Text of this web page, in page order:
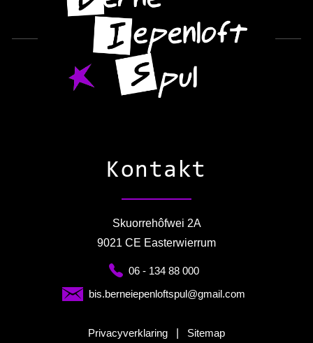
Kontakt
Skuorrehôfwei 2A
9021 CE Easterwierrum
06 - 134 88 000
bis.berneiepenloftspul@gmail.com
Privacyverklaring Sitemap